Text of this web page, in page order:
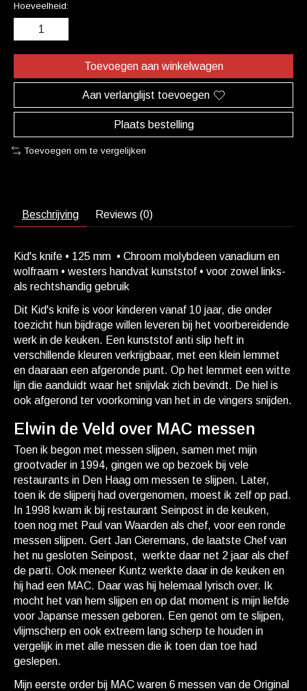
Hoeveelheid:
Toevoegen aan winkelwagen
Aan verlanglijst toevoegen
Plaats bestelling
Toevoegen om te vergelijken
Beschrijving Reviews (0)
Kid's knife • 125 mm • Chroom molybdeen vanadium en
wolfraam • westers handvat kunststof • voor zowel links-
als rechtshandig gebruik
Dit Kid's knife is voor kinderen vanaf 10 jaar, die onder
toezicht hun bijdrage willen leveren bij het voorbereidende
werk in de keuken. Een kunststof anti slip heft in
verschillende kleuren verkrijgbaar, met een klein lemmet
en daaraan een afgeronde punt. Op het lemmet een witte
lijn die aanduidt waar het snijvlak zich bevindt. De hiel is
ook afgerond ter voorkoming van het in de vingers snijden.
Elwin de Veld over MAC messen
Toen ik begon met messen slijpen, samen met mijn
grootvader in 1994, gingen we op bezoek bij vele
restaurants in Den Haag om messen te slijpen. Later,
toen ik de slijperij had overgenomen, moest ik zelf op pad.
In 1998 kwam ik bij restaurant Seinpost in de keuken,
toen nog met Paul van Waarden als chef, voor een ronde
messen slijpen. Gert Jan Cieremans, de laatste Chef van
het nu gesloten Seinpost, werkte daar net 2 jaar als chef
de parti. Ook meneer Kuntz werkte daar in de keuken en
hij had een MAC. Daar was hij helemaal lyrisch over. Ik
mocht het van hem slijpen en op dat moment is mijn liefde
voor Japanse messen geboren. Een genot om te slijpen,
vlijmscherp en ook extreem lang scherp te houden in
vergelijk in met alle messen die ik toen dan toe had
geslepen.
Mijn eerste order bij MAC waren 6 messen van de Original